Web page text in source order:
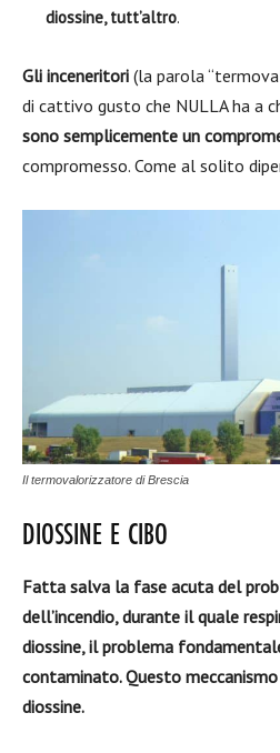
diossine, tutt’altro.
Gli inceneritori (la parola
di cattivo gusto che NULLA ha a
sono semplicemente un
compromesso. Come al solito
Il termovalorizzatore di Brescia
DIOSSINE E CIBO
Fatta salva la fase acuta del
dell’incendio, durante il quale
diossine, il problema
contaminato. Questo
diossine.